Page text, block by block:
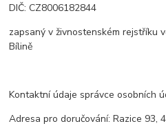
DIČ: CZ8006182844
zapsaný v živnostenském rejstříku
Bílině
Kontaktní údaje správce osobních
Adresa pro doručování: Razice 93,